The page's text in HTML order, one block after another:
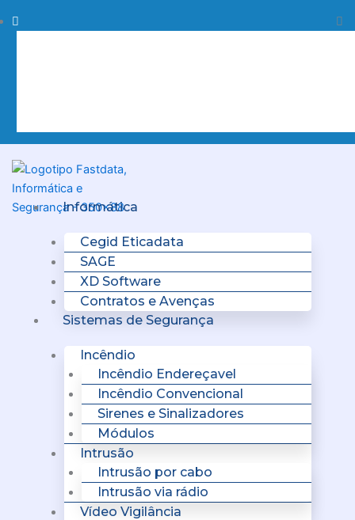
to
Procurar
Informática
Cegid Eticadata
SAGE
XD Software
Contratos e Avenças
Sistemas de Segurança
Incêndio
Incêndio Endereçavel
Incêndio Convencional
Sirenes e Sinalizadores
Módulos
Intrusão
Intrusão por cabo
Intrusão via rádio
Vídeo Vigilância
Menu